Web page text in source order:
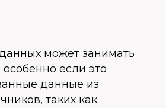
может занимать
если это
данные из
таких как